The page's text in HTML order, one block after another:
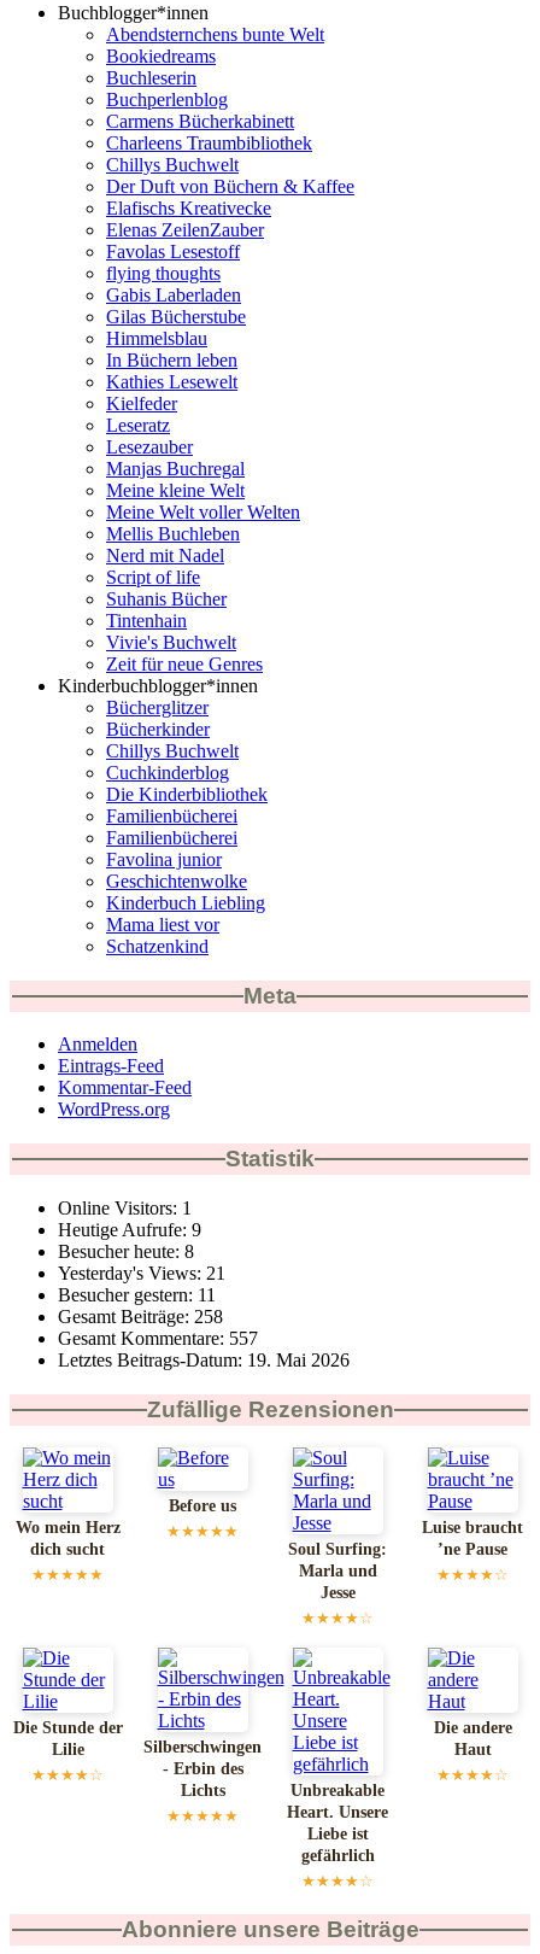
Buchblogger*innen
Abendsternchens bunte Welt
Bookiedreams
Buchleserin
Buchperlenblog
Carmens Bücherkabinett
Charleens Traumbibliothek
Chillys Buchwelt
Der Duft von Büchern & Kaffee
Elafischs Kreativecke
Elenas ZeilenZauber
Favolas Lesestoff
flying thoughts
Gabis Laberladen
Gilas Bücherstube
Himmelsblau
In Büchern leben
Kathies Lesewelt
Kielfeder
Leseratz
Lesezauber
Manjas Buchregal
Meine kleine Welt
Meine Welt voller Welten
Mellis Buchleben
Nerd mit Nadel
Script of life
Suhanis Bücher
Tintenhain
Vivie's Buchwelt
Zeit für neue Genres
Kinderbuchblogger*innen
Bücherglitzer
Bücherkinder
Chillys Buchwelt
Cuchkinderblog
Die Kinderbibliothek
Familienbücherei
Familienbücherei
Favolina junior
Geschichtenwolke
Kinderbuch Liebling
Mama liest vor
Schatzenkind
Meta
Anmelden
Eintrags-Feed
Kommentar-Feed
WordPress.org
Statistik
Online Visitors: 1
Heutige Aufrufe: 9
Besucher heute: 8
Yesterday's Views: 21
Besucher gestern: 11
Gesamt Beiträge: 258
Gesamt Kommentare: 557
Letztes Beitrags-Datum: 19. Mai 2026
Zufällige Rezensionen
Wo mein Herz
dich sucht
★★★★★
Before us
★★★★★
Soul Surfing:
Marla und
Jesse
★★★★☆
Luise braucht
’ne Pause
★★★★☆
Die Stunde der
Lilie
★★★★☆
Silberschwingen
- Erbin des
Lichts
★★★★★
Unbreakable
Heart. Unsere
Liebe ist
gefährlich
★★★★☆
Die andere
Haut
★★★★☆
Abonniere unsere Beiträge